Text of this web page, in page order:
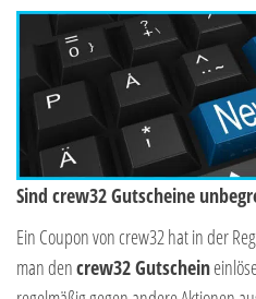
Sind crew32 Gutscheine
Ein Coupon von crew32 hat in der
man dencrew32 Gutschein